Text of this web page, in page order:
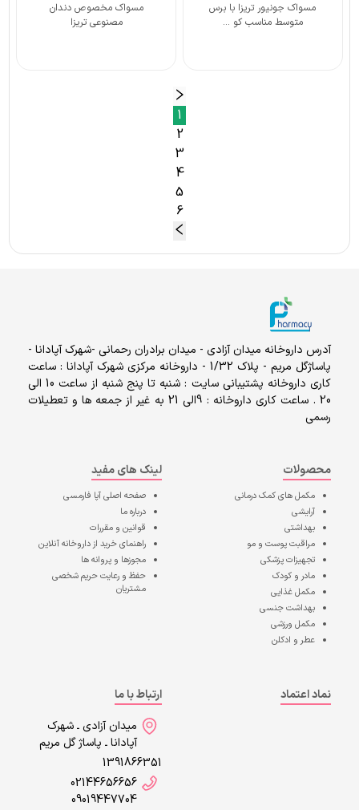
مسواک جونیور تریزا با برس
متوسط مناسب کو ...
مسواک مخصوص دندان
مصنوعی تریزا
1
2
3
4
5
6
آدرس داروخانه میدان آزادی - میدان برادران رحمانی -شهرک آپادانا -
پاساژگل مریم - پلاک 1/32 - داروخانه مرکزی شهرک آپادانا : ساعت
کاری داروخانه پشتیبانی سایت : شنبه تا پنج شنبه از ساعت 10 الی
20 . ساعت کاری داروخانه : 9الی 21 به غیر از جمعه ها و تعطیلات
رسمی
محصولات
مکمل های کمک درمانی
آرایشی
بهداشتی
مراقبت پوست و مو
تجهیزات پزشکی
مادر و کودک
مکمل غذایی
بهداشت جنسی
مکمل ورزشی
عطر و ادکلن
لینک های مفید
صفحه اصلیآپا فارمسی
درباره ما
قوانین و مقررات
راهنمای خرید از داروخانه آنلاین
مجوزها و پروانه ها
حفظ و رعایت حریم شخصی
مشتریان
نماد اعتماد
ارتباط با ما
میدان آزادی ـ شهرک
آپادانا ـ پاساژ گل مریم
1391866351
02144656656
09019447704